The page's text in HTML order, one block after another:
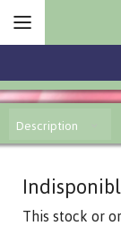
Description
This stock or